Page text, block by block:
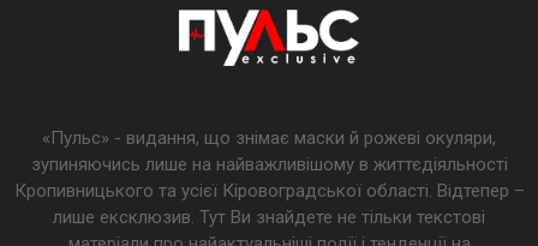
«Пульс» - видання, що знімає маски й рожеві окуляри,
зупиняючись лише на найважливішому в життєдіяльності
Кропивницького та усієї Кіровоградської області. Відтепер –
лише ексклюзив. Тут Ви знайдете не тільки текстові